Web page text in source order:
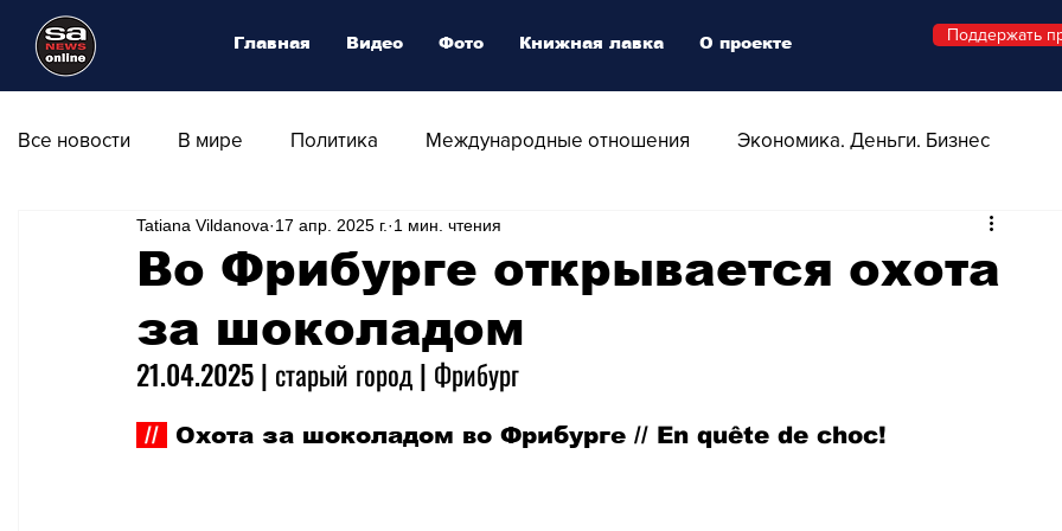
Все новости В мире Политика Международные отношения Экономика. Деньги. Бизнес
Общество Армия Аналитика Наука и Технологии
Транспорт Культура Магия искусства
Природа - Климат Фото Видео Русская Швейцария
Во Фрибурге открывается охота
за шоколадом
Tatiana Vildanova 17 апр. 2025 г. 1 мин. чтения
21.04.2025 | старый город | Фрибург
// Охота за шоколадом во Фрибурге // En quête de choc!
Главная Видео Фото Книжная лавка О проекте Поддержать